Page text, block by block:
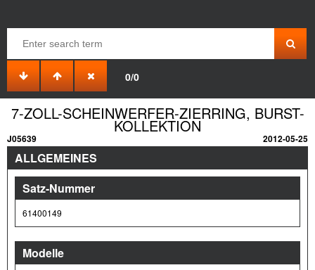
0/0
7-ZOLL-SCHEINWERFER-ZIERRING, BURST-
KOLLEKTION
J05639 2012-05-25
ALLGEMEINES
Satz-Nummer
61400149
Modelle